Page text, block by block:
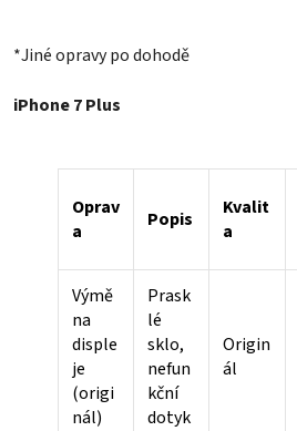
*Jiné opravy po dohodě
iPhone 7 Plus
Oprav
a
Popis
Kvalit
a
Výmě
na
disple
je
(origi
nál)
Prask
lé
sklo,
nefun
kční
dotyk
Origin
ál